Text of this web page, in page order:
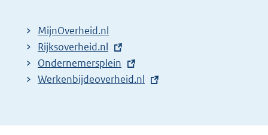
l
i
n
k
MijnOverheid.nl
E
x
t
n
Rijksoverheid.nl
E
x
r
Ondernemersplein
E
e
Werkenbijdeoverheid.nl